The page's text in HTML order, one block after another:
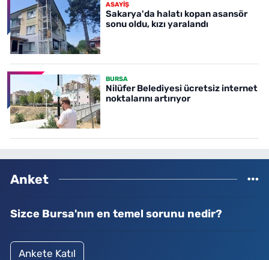
ASAYİŞ
Sakarya'da halatı kopan asansör
sonu oldu, kızı yaralandı
BURSA
Nilüfer Belediyesi ücretsiz internet
noktalarını artırıyor
Anket
Sizce Bursa'nın en temel sorunu nedir?
Ankete Katıl